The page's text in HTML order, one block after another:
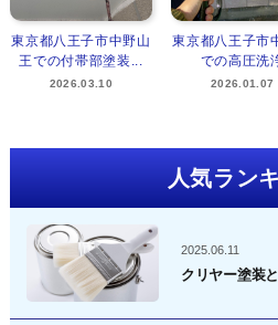
東京都八王子市中野山
王での付帯部塗装...
2026.03.10
東京都八王子市
での高圧洗
2026.01.07
人気ラン
2025.06.11
クリヤー塗装